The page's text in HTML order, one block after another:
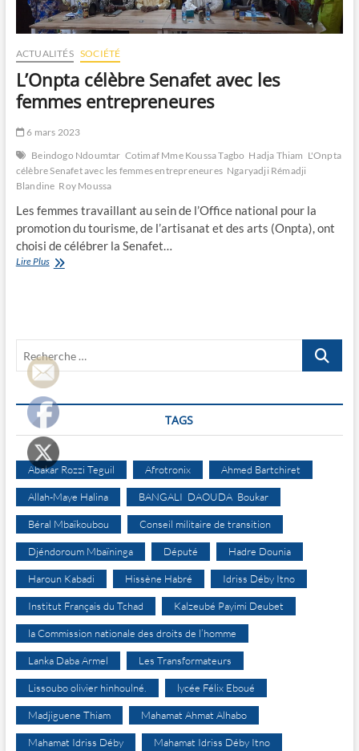
ACTUALITÉS SOCIÉTÉ
L’Onpta célèbre Senafet avec les
femmes entrepreneures
6 mars 2023
Beindogo Ndoumtar Cotimaf Mme Koussa Tagbo Hadja Thiam L'Onpta
célèbre Senafet avec les femmes entrepreneures Ngaryadji Rémadji
Blandine Roy Moussa
Les femmes travaillant au sein de l’Office national pour la
promotion du tourisme, de l’artisanat et des arts (Onpta), ont
choisi de célébrer la Senafet…
Lire PlusL’Onpta
Recherche
TAGS
Abakar Rozzi Teguil Afrotronix Ahmed Bartchiret
Allah-Maye Halina BANGALI DAOUDA Boukar
Béral Mbaïkoubou Conseil militaire de transition
Djéndoroum Mbaïninga Député Hadre Dounia
Haroun Kabadi Hissène Habré Idriss Déby Itno
Institut Français du Tchad Kalzeubé Payimi Deubet
la Commission nationale des droits de l’homme
Lanka Daba Armel Les Transformateurs
Lissoubo olivier hinhoulné. lycée Félix Eboué
Madjiguene Thiam Mahamat Ahmat Alhabo
Mahamat Idriss Déby Mahamat Idriss Déby Itno